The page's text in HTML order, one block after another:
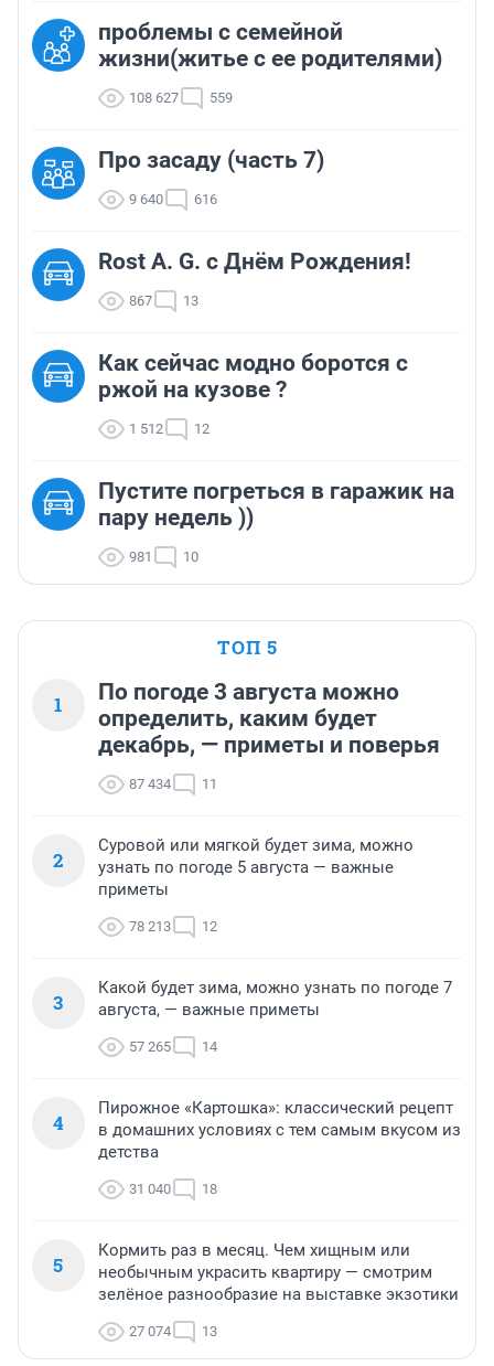
проблемы с семейной
жизни(житье с ее родителями)
108 627 559
Про засаду (часть 7)
9 640 616
Rost A. G. с Днём Рождения!
867 13
Как сейчас модно боротся с
ржой на кузове ?
1 512 12
Пустите погреться в гаражик на
пару недель ))
981 10
ТОП 5
1
По погоде 3 августа можно
определить, каким будет
декабрь, — приметы и поверья
87 434 11
2
Суровой или мягкой будет зима, можно
узнать по погоде 5 августа — важные
приметы
78 213 12
3
Какой будет зима, можно узнать по погоде 7
августа, — важные приметы
57 265 14
4
Пирожное «Картошка»: классический рецепт
в домашних условиях с тем самым вкусом из
детства
31 040 18
5
Кормить раз в месяц. Чем хищным или
необычным украсить квартиру — смотрим
зелёное разнообразие на выставке экзотики
27 074 13